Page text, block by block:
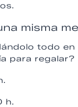
misma
todo
para
h.